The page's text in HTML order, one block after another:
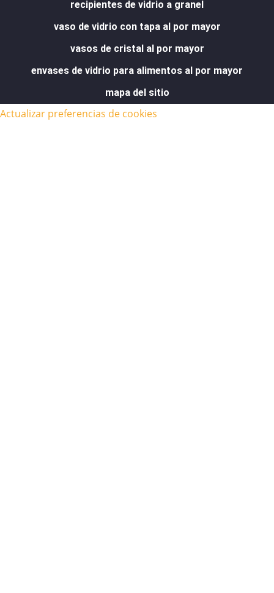
recipientes de vidrio a granel
vaso de vidrio con tapa al por mayor
vasos de cristal al por mayor
envases de vidrio para alimentos al por mayor
mapa del sitio
Actualizar preferencias de cookies